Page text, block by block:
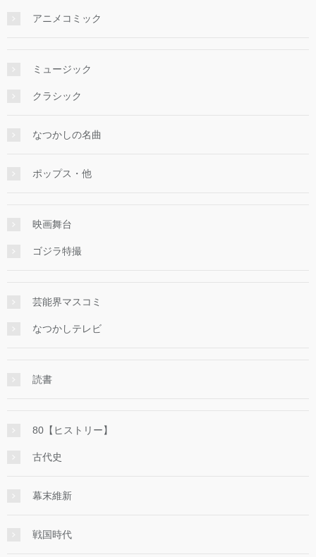
アニメコミック
ミュージック
クラシック
なつかしの名曲
ポップス・他
映画舞台
ゴジラ特撮
芸能界マスコミ
なつかしテレビ
読書
80【ヒストリー】
古代史
幕末維新
戦国時代